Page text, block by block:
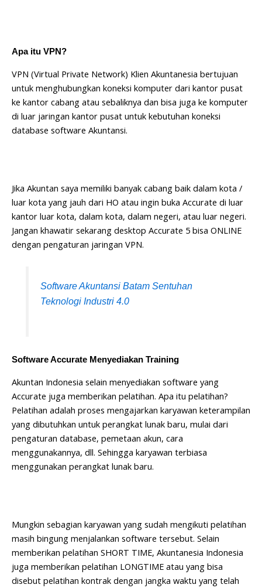
Apa itu VPN?
VPN (Virtual Private Network) Klien Akuntanesia bertujuan
untuk menghubungkan koneksi komputer dari kantor pusat
ke kantor cabang atau sebaliknya dan bisa juga ke komputer
di luar jaringan kantor pusat untuk kebutuhan koneksi
database software Akuntansi.
Jika Akuntan saya memiliki banyak cabang baik dalam kota /
luar kota yang jauh dari HO atau ingin buka Accurate di luar
kantor luar kota, dalam kota, dalam negeri, atau luar negeri.
Jangan khawatir sekarang desktop Accurate 5 bisa ONLINE
dengan pengaturan jaringan VPN.
Software Akuntansi Batam Sentuhan
Teknologi Industri 4.0
Software Accurate Menyediakan Training
Akuntan Indonesia selain menyediakan software yang
Accurate juga memberikan pelatihan. Apa itu pelatihan?
Pelatihan adalah proses mengajarkan karyawan keterampilan
yang dibutuhkan untuk perangkat lunak baru, mulai dari
pengaturan database, pemetaan akun, cara
menggunakannya, dll. Sehingga karyawan terbiasa
menggunakan perangkat lunak baru.
Mungkin sebagian karyawan yang sudah mengikuti pelatihan
masih bingung menjalankan software tersebut. Selain
memberikan pelatihan SHORT TIME, Akuntanesia Indonesia
juga memberikan pelatihan LONGTIME atau yang bisa
disebut pelatihan kontrak dengan jangka waktu yang telah